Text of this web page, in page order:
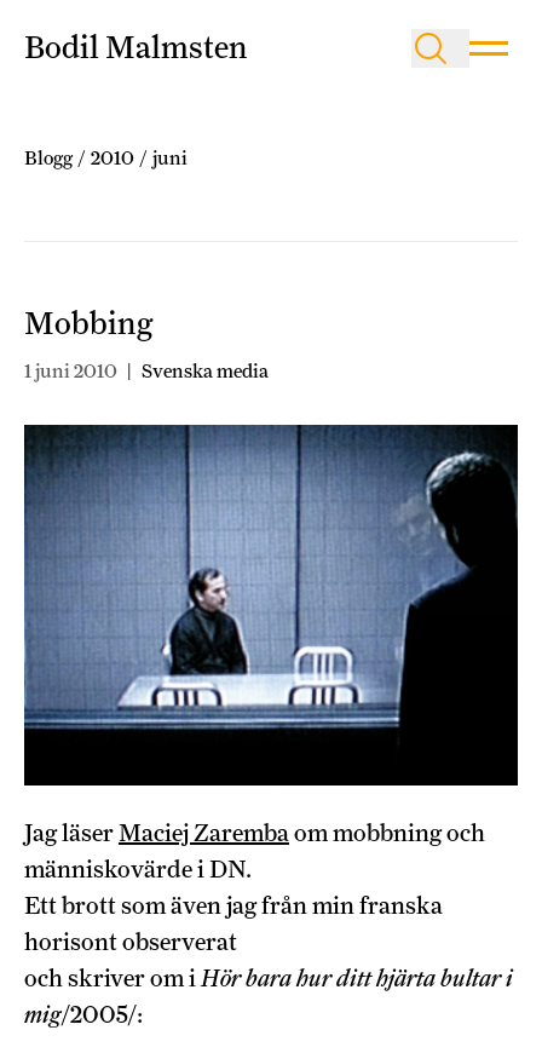
Bodil Malmsten
Blogg / 2010 / juni
Mobbing
1 juni 2010 | Svenska media
Jag läserMaciej Zarembaom mobbning och
människovärde i DN.
Ett brott som även jag från min franska
horisont observerat
och skriver om iHör bara hur ditt hjärta bultar i
mig/2005/: